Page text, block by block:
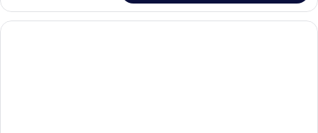
svíta